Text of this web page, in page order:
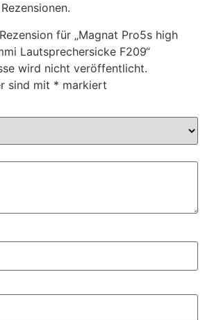
für „Magnat Pro5s high
Lautsprechersicke F209“
wird nicht veröffentlicht.
sind mit * markiert